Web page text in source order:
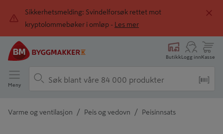
Sikkerhetsmelding: Svindelforsøk rettet mot
kryptolommebøker i omløp -
Les mer
ButikkLogg innKasse
Meny
Varme og ventilasjon / Peis og vedovn / Peisinnsats